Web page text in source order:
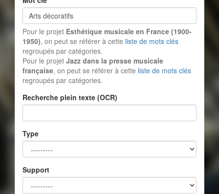
Pour le projet Esthétique musicale en France (1900-
1950), on peut se référer à cette liste de mots clés
regroupés par catégories.
Pour le projet Jazz dans la presse musicale
française, on peut se référer à cette liste de mots clés
regroupés par catégories.
Recherche plein texte (OCR)
Type
Support